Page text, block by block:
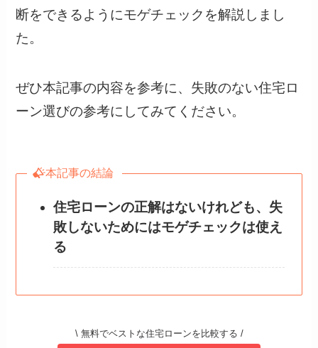
断をできるようにモゲチェックを解説しまし
た。
ぜひ本記事の内容を参考に、失敗のない住宅ロ
ーン選びの参考にしてみてください。
本記事の結論
住宅ローンの正解はないけれども、失
敗しないためにはモゲチェックは使え
る
\ 無料でベストな住宅ローンを比較する /